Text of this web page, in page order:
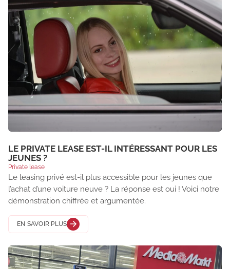
LE PRIVATE LEASE EST-IL INTÉRESSANT POUR LES
JEUNES ?
Private lease
Le leasing privé est-il plus accessible pour les jeunes que
l’achat d’une voiture neuve ? La réponse est oui ! Voici notre
démonstration chiffrée et argumentée.
EN SAVOIR PLUS